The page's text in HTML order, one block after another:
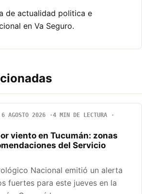
de actualidad politica e
en Va Seguro.
6 AGOSTO 2026
4 MIN DE LECTURA
viento en Tucumán: zonas
del Servicio
Nacional emitió un alerta
fuertes para este jueves en la